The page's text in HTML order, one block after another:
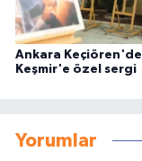
Ankara Keçiören'de
Keşmir'e özel sergi
Yorumlar